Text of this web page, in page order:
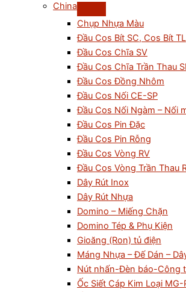
China
Chụp Nhựa Màu
Đầu Cos Bít SC, Cos Bít TL
Đầu Cos Chĩa SV
Đầu Cos Chĩa Trần Thau
Đầu Cos Đồng Nhôm
Đầu Cos Nối CE-SP
Đầu Cos Nối Ngàm – Nối
Đầu Cos Pin Đặc
Đầu Cos Pin Rỗng
Đầu Cos Vòng RV
Đầu Cos Vòng Trần Thau
Dây Rút Inox
Dây Rút Nhựa
Domino – Miếng Chặn
Domino Tép & Phụ Kiện
Gioăng (Ron) tủ điện
Máng Nhựa – Đế Dán –
Nút nhấn-Đèn báo-Công
Ốc Siết Cáp Kim Loại MG-